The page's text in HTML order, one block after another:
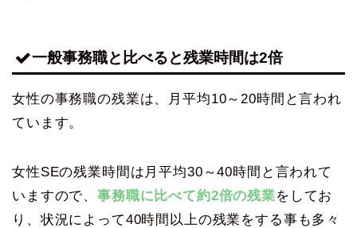
一般事務職と比べると残業時間は2倍
女性の事務職の残業は、月平均10～20時間と言われ
ています。
女性SEの残業時間は月平均30～40時間と言われて
いますので、事務職に比べて約2倍の残業をしてお
り、状況によって40時間以上の残業をする事も多々